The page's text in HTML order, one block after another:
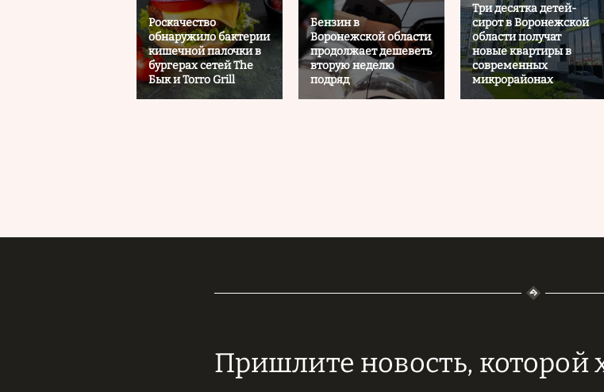
Роскачество
обнаружило бактерии
кишечной палочки в
бургерах сетей The
Бык и Torro Grill
Бензин в
Воронежской области
продолжает дешеветь
вторую неделю
подряд
Три десятка детей-
сирот в Воронежской
области получат
новые квартиры в
современных
микрорайонах
Пришлите новость, которой